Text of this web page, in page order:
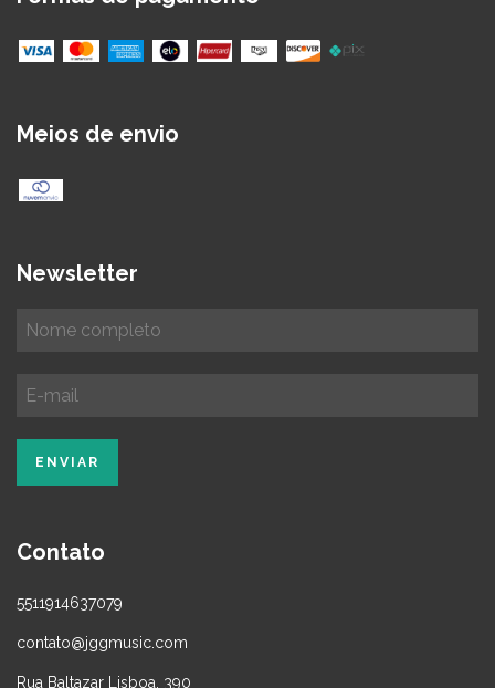
Meios de envio
Newsletter
Contato
5511914637079
contato@jggmusic.com
Rua Baltazar Lisboa, 390